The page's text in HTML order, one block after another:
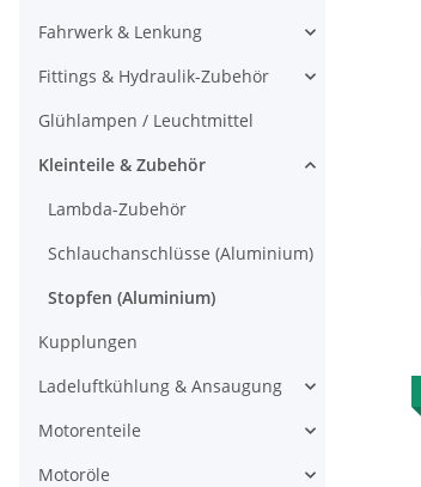
Fahrwerk & Lenkung
Fittings & Hydraulik-Zubehör
Glühlampen / Leuchtmittel
Kleinteile & Zubehör
Lambda-Zubehör
Schlauchanschlüsse (Aluminium)
Stopfen (Aluminium)
Kupplungen
Ladeluftkühlung & Ansaugung
Motorenteile
Motoröle